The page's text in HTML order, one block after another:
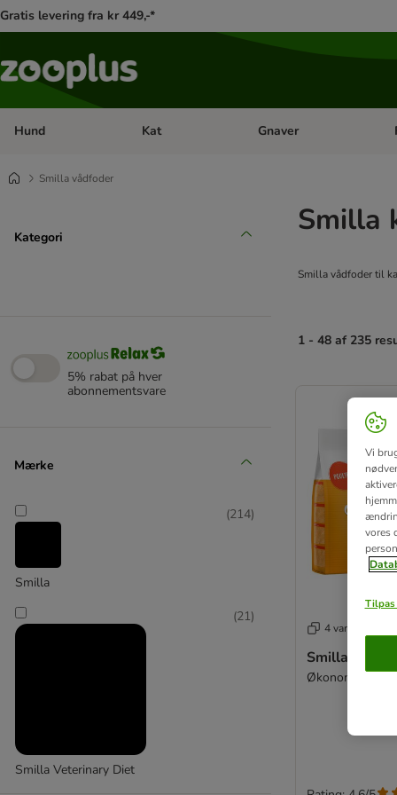
Gratis levering fra kr 449,-*
Hund Åben kategori menu: Hund
Kat Åben kategori menu: Kat
Gnaver
Smilla vådfoder
Kategori
5% rabat på hver
abonnementsvare
Mærke
Smilla
(214)
Smilla Veterinary Diet
(21)
Smilla
Smilla vådfoder til
1 - 48 af 235
4 varianter
Smilla Adult
Økonompakke:
Vi
vores